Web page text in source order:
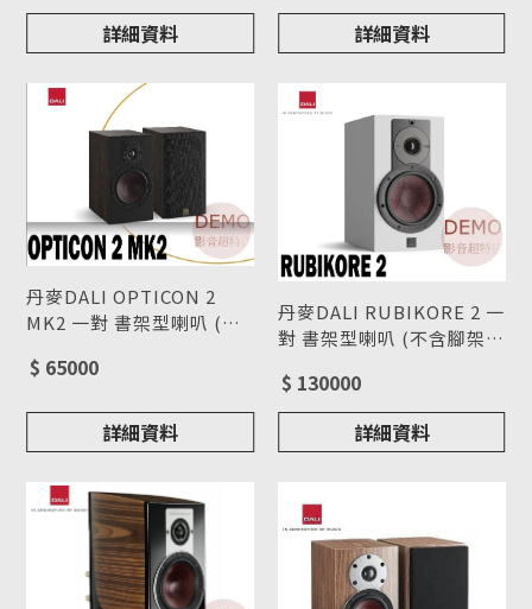
詳細資料
詳細資料
丹麥DALI OPTICON 2
MK2 一對 書架型喇叭 (不
$ 65000
詳細資料
丹麥DALI RUBIKORE 2 一
對 書架型喇叭 (不含腳架)
$ 130000
詳細資料